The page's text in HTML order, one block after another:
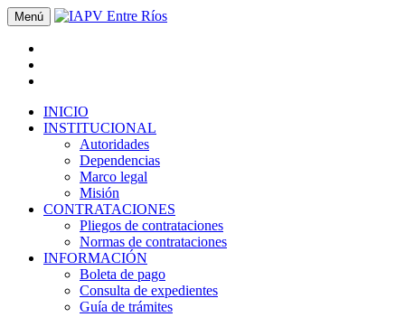
Menú
INICIO
INSTITUCIONAL
Autoridades
Dependencias
Marco legal
Misión
CONTRATACIONES
Pliegos de contrataciones
Normas de contrataciones
INFORMACIÓN
Boleta de pago
Consulta de expedientes
Guía de trámites